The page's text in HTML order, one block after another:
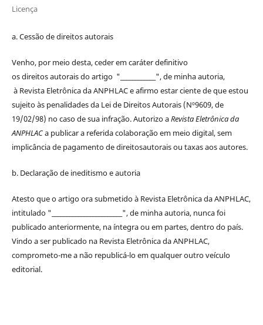
Licença
a. Cessão dedireitosautorais
Venho, por meio desta, ceder em caráter definitivo
osdireitosautoraisdo artigo "____________", de minha autoria,
à Revista Eletrônica da ANPHLACe afirmo estar ciente de que estou
sujeito às penalidades da Lei de DireitosAutorais(Nº9609, de
19/02/98) no caso de sua infração. Autorizo aRevista Eletrônica da
ANPHLACa publicar a referida colaboração em meio digital, sem
implicância de pagamento dedireitosautoraisou taxas aos autores.
b. Declaração de ineditismo e autoria
Atesto que o artigo ora submetido à Revista Eletrônica da ANPHLAC,
intitulado "________________________", de minha autoria, nunca foi
publicado anteriormente, na íntegra ou em partes, dentrodo país.
Vindo a ser publicado na Revista Eletrônica da ANPHLAC,
comprometo-me a não republicá-lo em qualquer outro veículo
editorial.